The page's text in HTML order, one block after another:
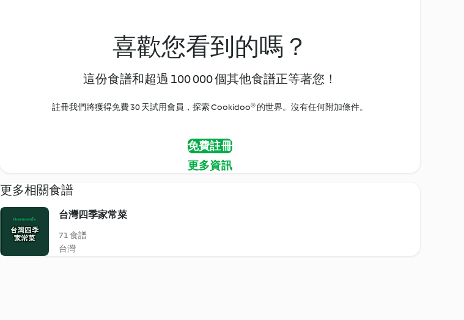
喜歡您看到的嗎？
這份食譜和超過 100 000 個其他食譜正等著您！
註冊我們將獲得免費 30 天試用會員，探索 Cookidoo® 的世界。沒有任何附加條件。
免費註冊
更多資訊
更多相關食譜
台灣四季家常菜
71 食譜
台灣